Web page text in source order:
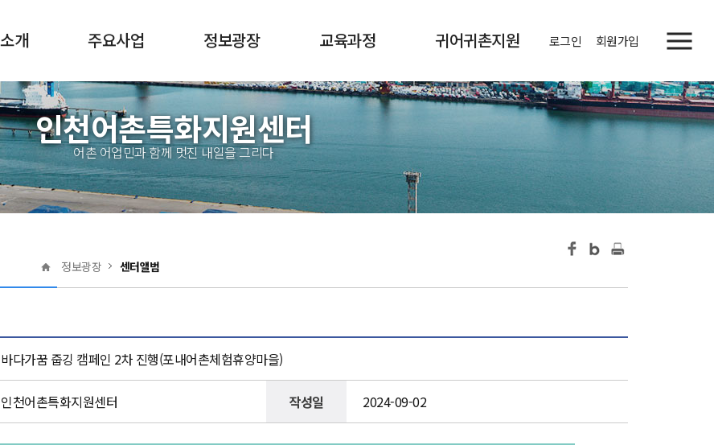
개
이란?
지원정책
센터
주요사업
어촌특화지원
역량강화
어촌특화상품 활성화
어촌발전 정책지원
정보광장
공지사항
보도자료
자료실
마을 소개
특화상품
묻고답하기
교육과정
교육정보
수강현황
수료증발급
귀어귀촌지원
사업소개
귀어소식
자주묻는질문
로그인 회원가입
전체메뉴
인천어촌특화지원센터
어촌 어업민과 함께 멋진 내일을 그리다
정보광장 센터앨범
바다가꿈 줍깅 캠페인 2차 진행(포내어촌체험휴양마을)
인천어촌특화지원센터 작성일 2024-09-02